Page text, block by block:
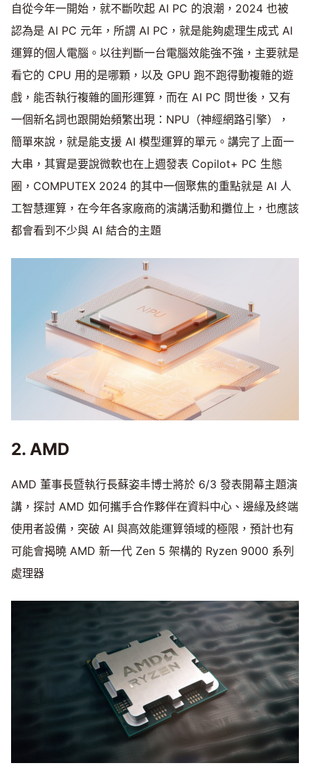
Mute
自從今年一開始，就不斷吹起 AI PC 的浪潮，2024 也被
認為是 AI PC 元年，所謂 AI PC，就是能夠處理生成式 AI
運算的個人電腦。以往判斷一台電腦效能強不強，主要就是
看它的 CPU 用的是哪顆，以及 GPU 跑不跑得動複雜的遊
戲，能否執行複雜的圖形運算，而在 AI PC 問世後，又有
一個新名詞也跟開始頻繁出現：NPU（神經網路引擎），
簡單來說，就是能支援 AI 模型運算的單元。講完了上面一
大串，其實是要說微軟也在上週發表 Copilot+ PC 生態
圈，COMPUTEX 2024 的其中一個聚焦的重點就是 AI 人
工智慧運算，在今年各家廠商的演講活動和攤位上，也應該
都會看到不少與 AI 結合的主題
2. AMD
AMD 董事長暨執行長蘇姿丰博士將於 6/3 發表開幕主題演
講，探討 AMD 如何攜手合作夥伴在資料中心、邊緣及終端
使用者設備，突破 AI 與高效能運算領域的極限，預計也有
可能會揭曉 AMD 新一代 Zen 5 架構的 Ryzen 9000 系列
處理器